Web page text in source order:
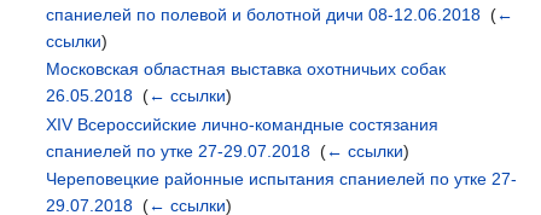
спаниелей по полевой и болотной дичи 08-12.06.2018 ‎(←
ссылки)
Московская областная выставка охотничьих собак
26.05.2018 ‎(← ссылки)
XIV Всероссийские лично-командные состязания
спаниелей по утке 27-29.07.2018 ‎(← ссылки)
Череповецкие районные испытания спаниелей по утке 27-
29.07.2018 ‎(← ссылки)